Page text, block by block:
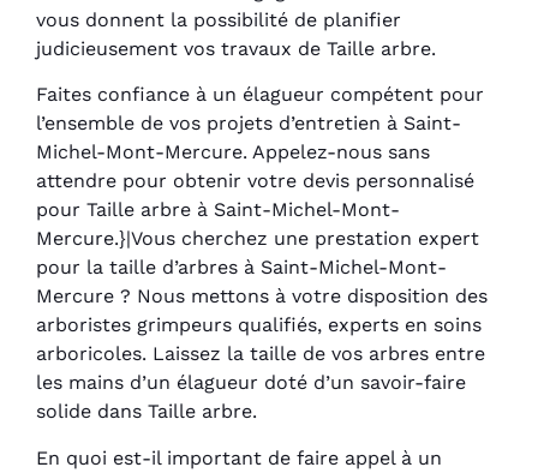
vous donnent la possibilité de planifier
judicieusement vos travaux de Taille arbre.
Faites confiance à un élagueur compétent pour
l’ensemble de vos projets d’entretien à Saint-
Michel-Mont-Mercure. Appelez-nous sans
attendre pour obtenir votre devis personnalisé
pour Taille arbre à Saint-Michel-Mont-
Mercure.}|Vous cherchez une prestation expert
pour la taille d’arbres à Saint-Michel-Mont-
Mercure ? Nous mettons à votre disposition des
arboristes grimpeurs qualifiés, experts en soins
arboricoles. Laissez la taille de vos arbres entre
les mains d’un élagueur doté d’un savoir-faire
solide dans Taille arbre.
En quoi est-il important de faire appel à un